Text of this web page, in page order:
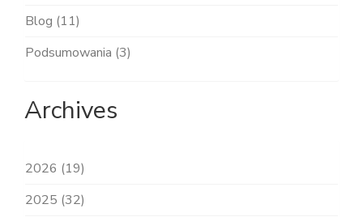
Blog (11)
Podsumowania (3)
Archives
2026 (19)
2025 (32)